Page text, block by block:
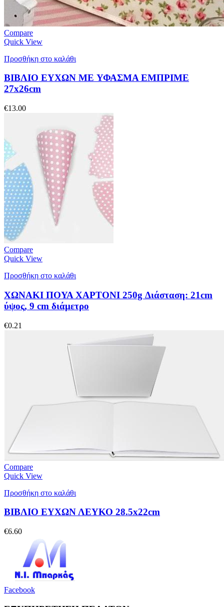
Compare
Quick View
Προσθήκη στο καλάθι
ΒΙΒΛΙΟ ΕΥΧΩΝ ME ΥΦΑΣΜΑ ΕΜΠΡΙΜΕ
27x26cm
€13.00
Compare
Quick View
Προσθήκη στο καλάθι
ΧΩΝΑΚΙ ΠΟΥΑ ΧΑΡΤΟΝΙ 250g Διάσταση: 21cm
ύψος, 9 cm διάμετρο
€0.21
Compare
Quick View
Προσθήκη στο καλάθι
ΒΙΒΛΙΟ ΕΥΧΩΝ ΛΕΥΚΟ 28.5x22cm
€6.60
Facebook